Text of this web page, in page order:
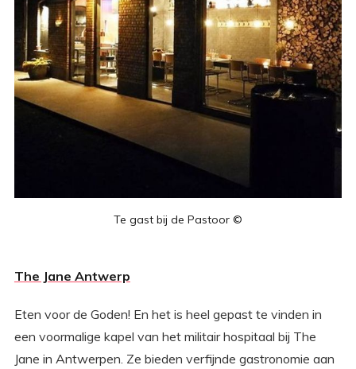
Te gast bij de Pastoor ©
The Jane Antwerp
Eten voor de Goden! En het is heel gepast te vinden in
een voormalige kapel van het militair hospitaal bij The
Jane in Antwerpen. Ze bieden verfijnde gastronomie aan